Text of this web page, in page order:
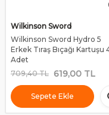
Wilkinson Sword
Wilkinson Sword Hydro 5
Erkek Tıraş Bıçağı Kartuşu
Adet
709,40TL 619,00 TL
Sepete Ekle